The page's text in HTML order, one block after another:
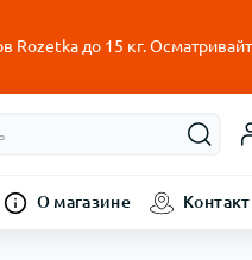
Rozetka до 15 кг.
О магазине